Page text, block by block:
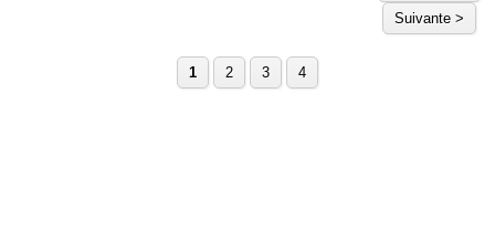
Suivante >
1 2 3 4